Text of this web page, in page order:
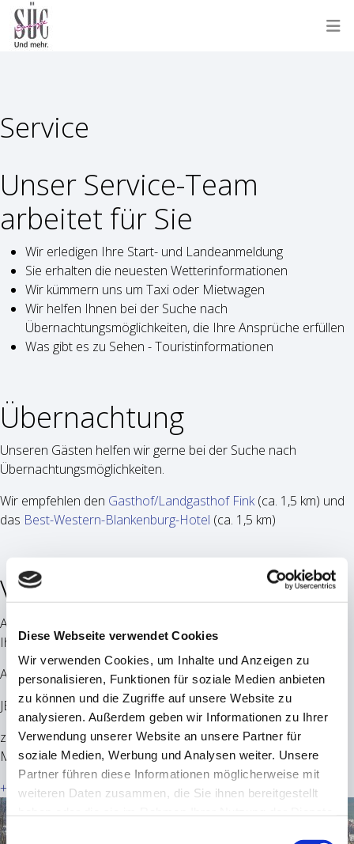
Diese Webseite verwendet Cookies
Wir verwenden Cookies, um Inhalte und Anzeigen zu
personalisieren, Funktionen für soziale Medien anbieten
zu können und die Zugriffe auf unsere Website zu
analysieren. Außerdem geben wir Informationen zu Ihrer
Verwendung unserer Website an unsere Partner für
soziale Medien, Werbung und Analysen weiter. Unsere
Partner führen diese Informationen möglicherweise mit
weiteren Daten zusammen, die Sie ihnen bereitgestellt
Einwilligungsauswahl
Service
Unser Service-Team
arbeitet für Sie
Wir erledigen Ihre Start- und Landeanmeldung
Sie erhalten die neuesten Wetterinformationen
Wir kümmern uns um Taxi oder Mietwagen
Wir helfen Ihnen bei der Suche nach
Übernachtungsmöglichkeiten, die Ihre Ansprüche erfüllen
Was gibt es zu Sehen - Touristinformationen
Übernachtung
Unseren Gästen helfen wir gerne bei der Suche nach
Übernachtungsmöglichkeiten.
Wir empfehlen den Gasthof/Landgasthof Fink(ca. 1,5 km) und
das Best-Western-Blankenburg-Hotel (ca. 1,5 km)
Vorrätige Treibstoffe
Am Verkehrslandeplatz Coburg Brandsteinsebene stehen
Ihnen die Treibstoffe
AVGAS für 2,70 €/l
JET A1 für 2,89 €/l
zur Verfügung. Die genannten Preise sind brutto, inklusive
Mehrwertsteuer.
+